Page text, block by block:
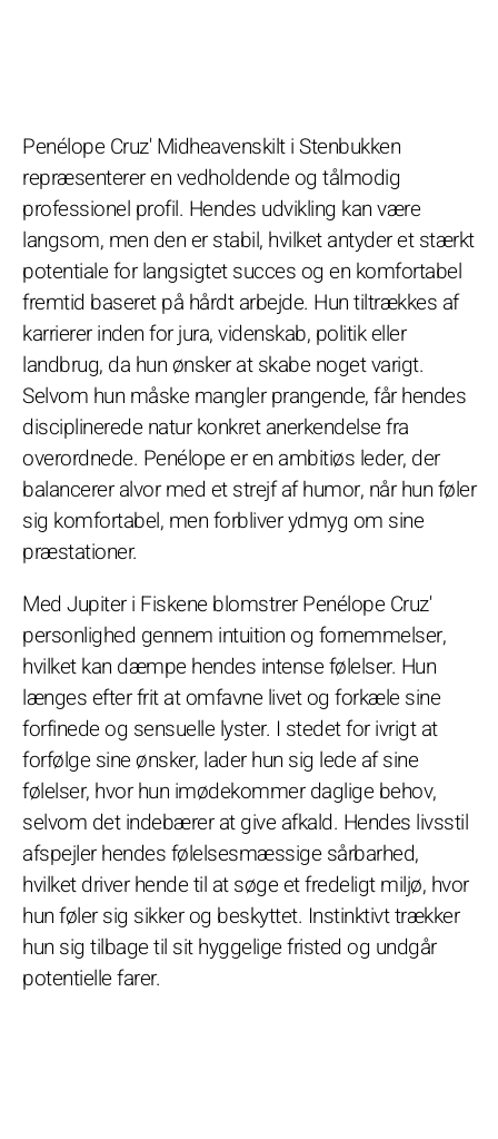
Penélope Cruz' Midheavenskilt i Stenbukken
repræsenterer en vedholdende og tålmodig
professionel profil. Hendes udvikling kan være
langsom, men den er stabil, hvilket antyder et stærkt
potentiale for langsigtet succes og en komfortabel
fremtid baseret på hårdt arbejde. Hun tiltrækkes af
karrierer inden for jura, videnskab, politik eller
landbrug, da hun ønsker at skabe noget varigt.
Selvom hun måske mangler prangende, får hendes
disciplinerede natur konkret anerkendelse fra
overordnede. Penélope er en ambitiøs leder, der
balancerer alvor med et strejf af humor, når hun føler
sig komfortabel, men forbliver ydmyg om sine
præstationer.
Med Jupiter i Fiskene blomstrer Penélope Cruz'
personlighed gennem intuition og fornemmelser,
hvilket kan dæmpe hendes intense følelser. Hun
længes efter frit at omfavne livet og forkæle sine
forfinede og sensuelle lyster. I stedet for ivrigt at
forfølge sine ønsker, lader hun sig lede af sine
følelser, hvor hun imødekommer daglige behov,
selvom det indebærer at give afkald. Hendes livsstil
afspejler hendes følelsesmæssige sårbarhed,
hvilket driver hende til at søge et fredeligt miljø, hvor
hun føler sig sikker og beskyttet. Instinktivt trækker
hun sig tilbage til sit hyggelige fristed og undgår
potentielle farer.